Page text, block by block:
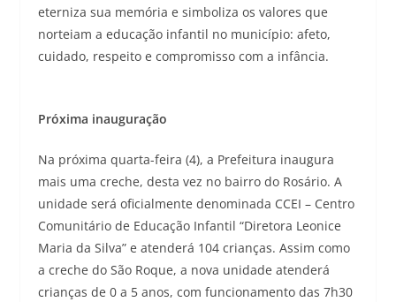
eterniza sua memória e simboliza os valores que
norteiam a educação infantil no município: afeto,
cuidado, respeito e compromisso com a infância.
Próxima inauguração
Na próxima quarta-feira (4), a Prefeitura inaugura
mais uma creche, desta vez no bairro do Rosário. A
unidade será oficialmente denominada CCEI – Centro
Comunitário de Educação Infantil “Diretora Leonice
Maria da Silva” e atenderá 104 crianças. Assim como
a creche do São Roque, a nova unidade atenderá
crianças de 0 a 5 anos, com funcionamento das 7h30